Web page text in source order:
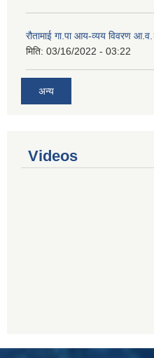
रौतामाई गा.पा आय-व्यय विवरण
मिति: 03/16/2022 - 03:22
अन्य
Videos